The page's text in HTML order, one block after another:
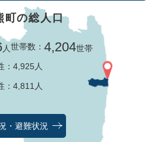
町の総人口
人世帯数：4,204世帯
： 4,925人
： 4,811人
・避難状況